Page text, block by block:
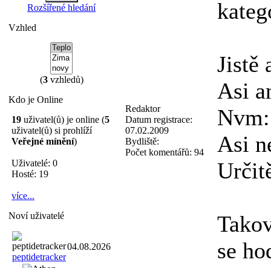
Rozšířené hledání
Vzhled
(3vzhledů)
Kdo je Online
19 uživatel(ů) je online (5
uživatel(ů) si prohlíží
Veřejné mínění)
Uživatelé: 0
Hosté: 19
více...
Noví uživatelé
peptidetracker
04.08.2026
Redaktor
Datum registrace:
07.02.2009
Bydliště:
Počet komentářů: 94
Jistě
Asi
Asi
se